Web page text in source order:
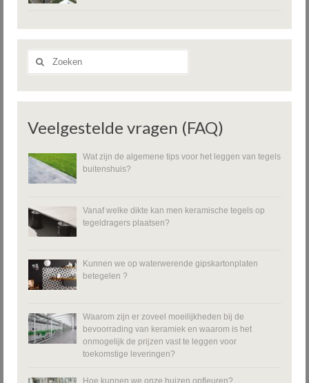
naar:
Veelgestelde vragen (FAQ)
Wat zijn de algemene tips voor het leggen van tegels
buitenshuis?
Vanaf welke dikte kan men keramische tegels op
tegeldragers plaatsen?
Kunnen we op waterwerende gipskartonplaten
betegelen ?
Waarom zijn er zoveel moeilijkheden bij de
bevoorrading van keramiek en waarom is het
onmogelijk de prijzen vast te leggen voor
toekomstige leveringen?
Hoe kunnen we onze huizen opfleuren?